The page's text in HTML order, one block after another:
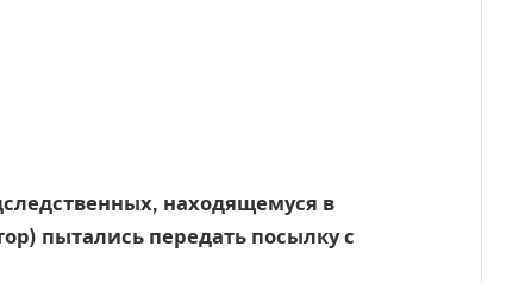
находящемуся в
пытались передать посылку с